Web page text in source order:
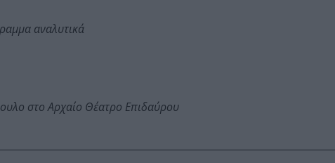
αναλυτικά
στο Αρχαίο Θέατρο Επιδαύρου